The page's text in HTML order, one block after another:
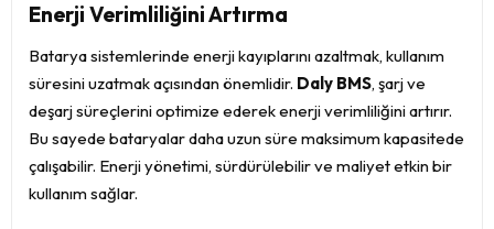
Enerji Verimliliğini Artırma
Batarya sistemlerinde enerji kayıplarını azaltmak, kullanım
süresini uzatmak açısından önemlidir. Daly BMS, şarj ve
deşarj süreçlerini optimize ederek enerji verimliliğini artırır.
Bu sayede bataryalar daha uzun süre maksimum kapasitede
çalışabilir. Enerji yönetimi, sürdürülebilir ve maliyet etkin bir
kullanım sağlar.